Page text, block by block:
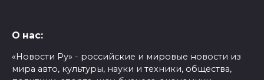
О нас:
«Новости Ру» - российские и мировые новости из
мира авто, культуры, науки и техники, общества,